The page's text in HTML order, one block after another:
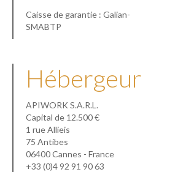
Caisse de garantie : Galian-
SMABTP
Hébergeur
APIWORK S.A.R.L.
Capital de 12.500 €
1 rue Allieis
75 Antibes
06400 Cannes - France
+33 (0)4 92 91 90 63